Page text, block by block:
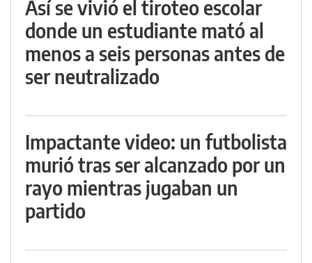
Así se vivió el tiroteo escolar
donde un estudiante mató al
menos a seis personas antes de
ser neutralizado
Impactante video: un futbolista
murió tras ser alcanzado por un
rayo mientras jugaban un
partido